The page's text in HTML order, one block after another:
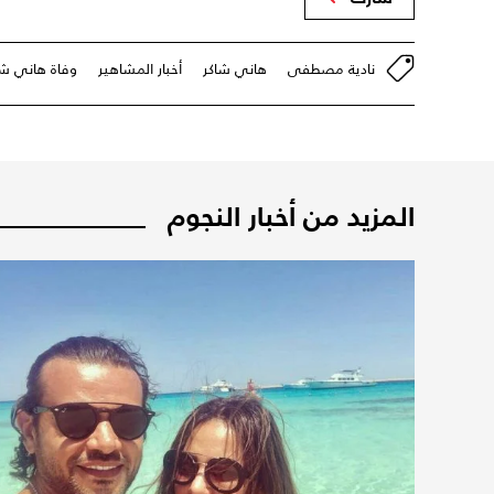
نادية مصطفى هاني شاكر أخبار المشاهير وفاة هاني
المزيد من أخبار النجوم